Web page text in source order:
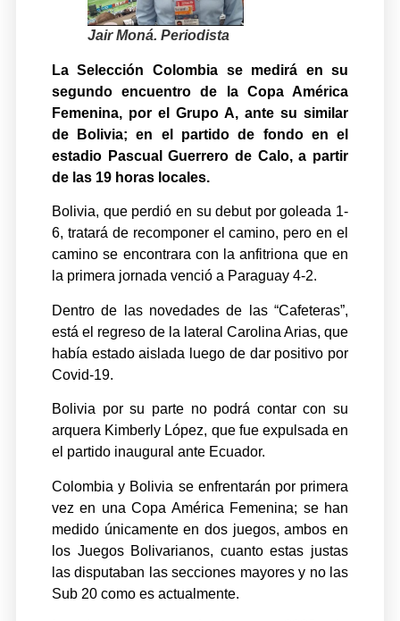
Jair Moná. Periodista
La Selección Colombia se medirá en su
segundo encuentro de la Copa América
Femenina, por el Grupo A, ante su similar
de Bolivia; en el partido de fondo en el
estadio Pascual Guerrero de Calo, a partir
de las 19 horas locales.
Bolivia, que perdió en su debut por goleada 1-
6, tratará de recomponer el camino, pero en el
camino se encontrara con la anfitriona que en
la primera jornada venció a Paraguay 4-2.
Dentro de las novedades de las “Cafeteras”,
está el regreso de la lateral Carolina Arias, que
había estado aislada luego de dar positivo por
Covid-19.
Bolivia por su parte no podrá contar con su
arquera Kimberly López, que fue expulsada en
el partido inaugural ante Ecuador.
Colombia y Bolivia se enfrentarán por primera
vez en una Copa América Femenina; se han
medido únicamente en dos juegos, ambos en
los Juegos Bolivarianos, cuanto estas justas
las disputaban las secciones mayores y no las
Sub 20 como es actualmente.